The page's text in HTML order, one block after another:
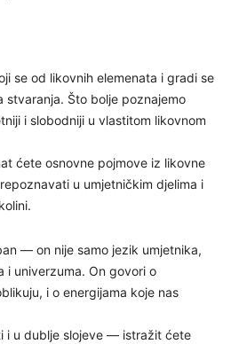
se od likovnih elemenata i gradi se
stvaranja. Što bolje poznajemo
i slobodniji u vlastitom likovnom
ćete osnovne pojmove iz likovne
u umjetničkim djelima i
— on nije samo jezik umjetnika,
i univerzuma. On govori o
i o energijama koje nas
i u dublje slojeve — istražit ćete